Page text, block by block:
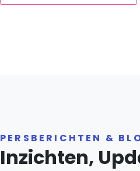
PERSBERICHTEN &
Inzichten,